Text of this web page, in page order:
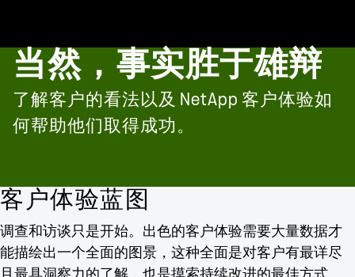
当然，事实胜于雄辩
了解客户的看法以及 NetApp 客户体验如
何帮助他们取得成功。
客户体验蓝图
调查和访谈只是开始。出色的客户体验需要大量数据才
能描绘出一个全面的图景，这种全面是对客户有最详尽
且最具洞察力的了解，也是摸索持续改进的最佳方式。